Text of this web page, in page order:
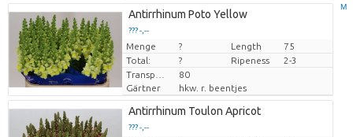
M
Antirrhinum Poto Yellow
??? -,--
Preis pro Stück
Menge ? Length
75
Total:
? Ripeness
2-3
80
Gärtner
hkw. r. beentjes
Antirrhinum Toulon Apricot
??? -,--